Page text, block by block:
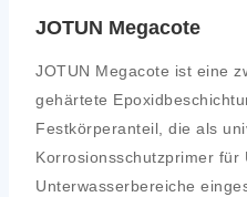
JOTUN Megacote
JOTUN Megacote ist eine
gehärtete
Festkörperanteil, die als
Korrosionsschutzprimer für
Unterwasserbereiche